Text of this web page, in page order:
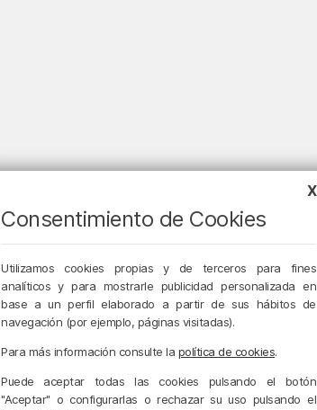
X
Consentimiento de Cookies
Utilizamos cookies propias y de terceros para fines
analíticos y para mostrarle publicidad personalizada en
base a un perfil elaborado a partir de sus hábitos de
navegación (por ejemplo, páginas visitadas).
Para más información consulte la política de cookies.
Puede aceptar todas las cookies pulsando el botón
"Aceptar" o configurarlas o rechazar su uso pulsando el